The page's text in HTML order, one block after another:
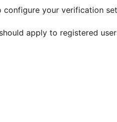
your verification
apply to registered